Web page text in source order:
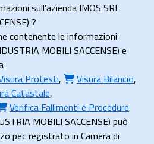
sull’azienda IMOS SRL
?
contenente le informazioni
MOBILI SACCENSE) e
Protesti, Visura Bilancio,
Catastale,
Verifica Fallimenti e Procedure.
MOBILI SACCENSE) può
pec registrato in Camera di